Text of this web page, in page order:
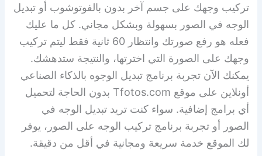
تركيب وجهك على جسم آخر بدون بالفوتوشوب أو تبديل
الوجه في الصور بسهولة وبشكل مجاني. كل ما عليك
فعله هو رفع صورتك وانتظار 60 ثانية فقط ليتم تركيب
وجهك على الصورة التي اخترتها، والنتيجة ستدهشك.
يمكنك الآن تجربة برنامج تبديل الوجوه بالذكاء الصناعي
أونلاين على موقع Tfotos.com بدون الحاجة لتحميل
أي برامج إضافية. سواء كنت تريد تبديل الوجه في
الصور أو تجربة برنامج تركيب الوجه على الصور، يوفر
لك الموقع خدمة سريعة ومجانية في أقل من دقيقة.